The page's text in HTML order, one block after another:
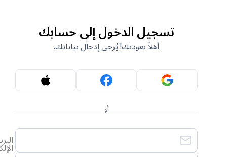
تسجيل الدخول إلى حسابك
أهلاً بعودتك! يُرجى إدخال بياناتك.
أو
الإلكتروني